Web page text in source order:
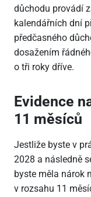
důchodu provádí
kalendářních dní
předčasného
dosažením
o tři roky dříve.
Evidence
11 měsíců
Jestliže byste v
2028 a následně
byste měla nárok
v rozsahu 11